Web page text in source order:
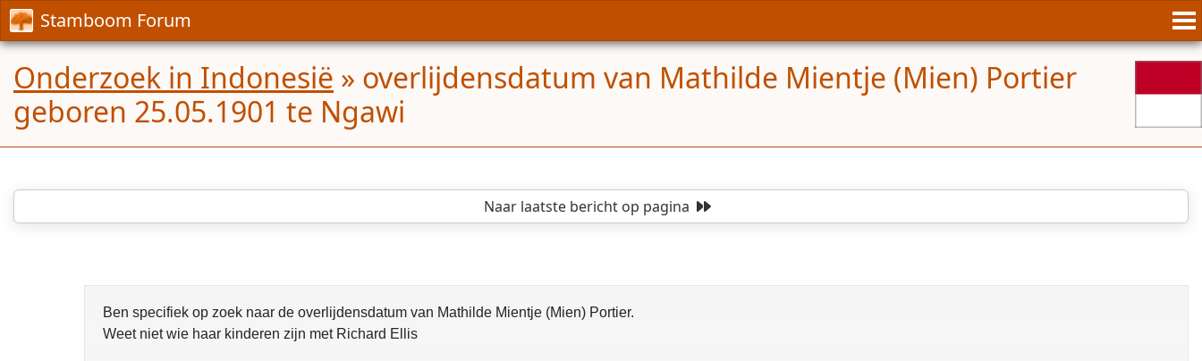
Stamboom Forum
Onderzoek in Indonesië » overlijdensdatum van Mathilde Mientje (Mien) Portier
geboren 25.05.1901 te Ngawi
Naar laatste berichtop pagina
Ben specifiek op zoek naar de overlijdensdatum van Mathilde Mientje (Mien) Portier.
Weet niet wie haar kinderen zijn met Richard Ellis